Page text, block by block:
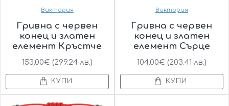
Виктория
Гривна с червен
конец и златен
елемент Кръстче
153.00€ (299.24 лв.)
КУПИ
Виктория
Гривна с червен
конец и златен
елемент Сърце
104.00€ (203.41 лв.)
КУПИ